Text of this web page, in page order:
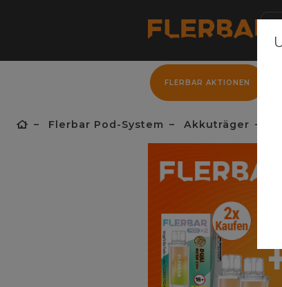
FLERBAR AKTIONEN
Flerbar Pod-System Akkuträger